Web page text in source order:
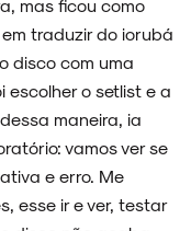
mas ficou como
traduzir do iorubá
disco com uma
escolher o setlist e a
maneira, ia
vamos ver se
e erro. Me
esse ir e ver, testar